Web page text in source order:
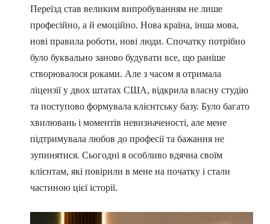
Переїзд став великим випробуванням не лише
професійно, а й емоційно. Нова країна, інша мова,
нові правила роботи, нові люди. Спочатку потрібно
було буквально заново будувати все, що раніше
створювалося роками. Але з часом я отримала
ліцензії у двох штатах США, відкрила власну студію
та поступово формувала клієнтську базу. Було багато
хвилювань і моментів невизначеності, але мене
підтримувала любов до професії та бажання не
зупинятися. Сьогодні я особливо вдячна своїм
клієнтам, які повірили в мене на початку і стали
частиною цієї історії.